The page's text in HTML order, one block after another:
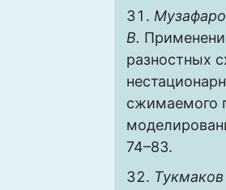
В.
разностных
сжимаемого
74–83.